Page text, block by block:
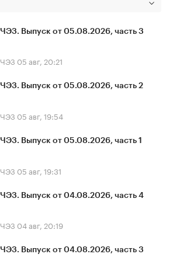
ЧЭЗ. Выпуск от 05.08.2026, часть 3
ЧЭЗ 05 авг, 20:21
ЧЭЗ. Выпуск от 05.08.2026, часть 2
ЧЭЗ 05 авг, 19:54
ЧЭЗ. Выпуск от 05.08.2026, часть 1
ЧЭЗ 05 авг, 19:31
ЧЭЗ. Выпуск от 04.08.2026, часть 4
ЧЭЗ 04 авг, 20:19
ЧЭЗ. Выпуск от 04.08.2026, часть 3